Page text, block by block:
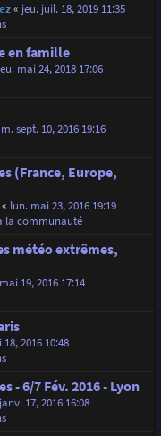
« jeu. juil. 18, 2019 11:35
en famille
mai 24, 2018 17:06
sept. 10, 2016 19:16
(France, Europe,
lun. mai 23, 2016 19:19
la communauté
météo extrêmes,
19, 2016 17:14
2016 10:48
- 6/7 Fév. 2016 - Lyon
17, 2016 16:08